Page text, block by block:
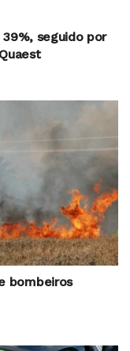
seguido por
bombeiros